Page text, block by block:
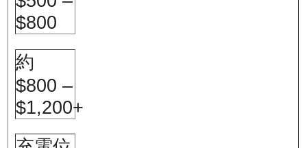
$800
約
$800 –
$1,200+